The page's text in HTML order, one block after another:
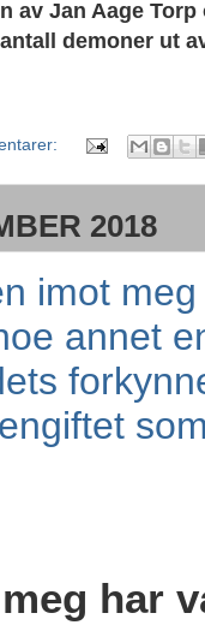
av Jan Aage
antall demoner ut
2018
imot
annet
har